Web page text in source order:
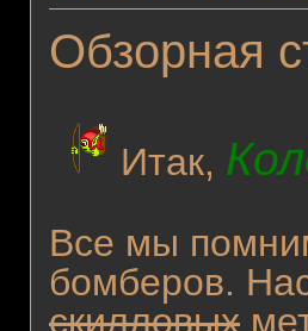
Обзорная
Итак,
Все мы
бомберов.
скилловых